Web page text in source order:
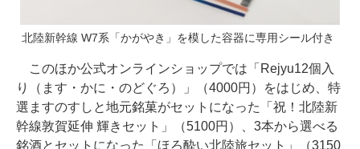
北陸新幹線 W7系「かがやき」を模した容器に専用シール付き
このほか公式オンラインショップでは「Rejyu12個入
り（ます・かに・のどぐろ）」（4000円）をはじめ、特
選ますのすしと地元銘菓がセットになった「祝！北陸新
幹線敦賀延伸 輝きセット」（5100円）、3本から選べる
銘酒とセットになった「ほろ酔い北陸旅セット」（3150